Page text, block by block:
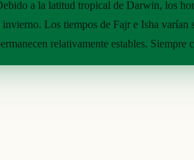
a la latitud tropical de Darwin, los
invierno. Los tiempos de Fajr e Isha
relativamente estables. Siempre